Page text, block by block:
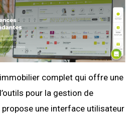
complet qui offre une
pour la gestion de
propose une interface utilisateur